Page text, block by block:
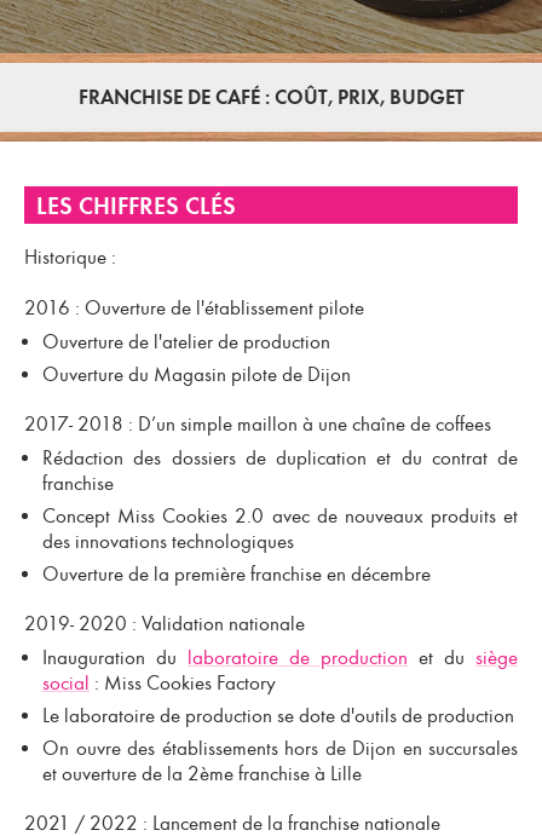
FRANCHISE DE CAFÉ : COÛT, PRIX, BUDGET
LES CHIFFRES CLÉS
Historique :
2016 : Ouverture de l'établissement pilote
Ouverture de l'atelier de production
Ouverture du Magasin pilote de Dijon
2017- 2018 : D’un simple maillon à une chaîne de coffees
Rédaction des dossiers de duplication et du contrat de
franchise
Concept Miss Cookies 2.0 avec de nouveaux produits et
des innovations technologiques
Ouverture de la première franchise en décembre
2019- 2020 : Validation nationale
Inauguration du laboratoire de production et du siège
social : Miss Cookies Factory
Le laboratoire de production se dote d'outils de production
On ouvre des établissements hors de Dijon en succursales
et ouverture de la 2ème franchise à Lille
2021 / 2022 : Lancement de la franchise nationale